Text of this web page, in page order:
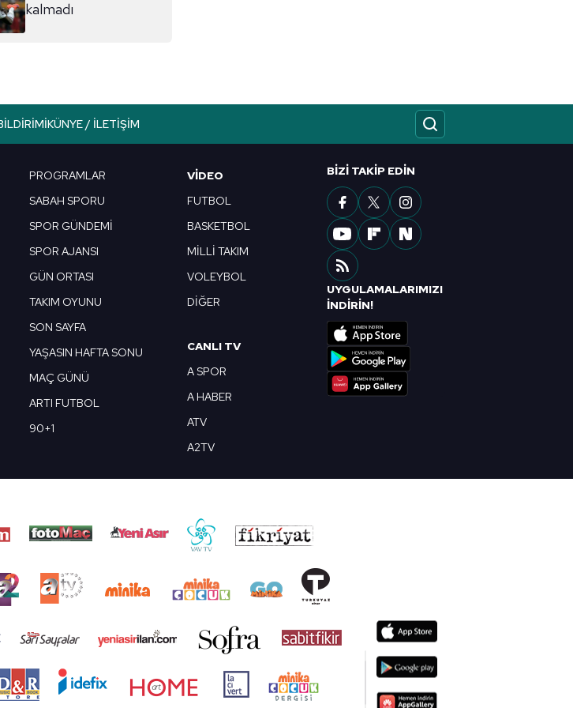
belirleyebilirsiniz. Çerezlere ilişkin detaylı bilgi için Ayarlar
için lütfentıklayınız.
kalmadı
KÜNYE / İLETIŞIM
PROGRAMLAR
SABAH SPORU
SPOR GÜNDEMİ
SPOR AJANSI
GÜN ORTASI
TAKIM OYUNU
SON SAYFA
YAŞASIN HAFTA SONU
MAÇ GÜNÜ
ARTI FUTBOL
90+1
VIDEO
FUTBOL
BASKETBOL
MİLLİ TAKIM
VOLEYBOL
DİĞER
CANLI TV
A SPOR
A HABER
ATV
A2TV
BIZI TAKIP EDIN
UYGULAMALARIMIZI
İNDİRİN!